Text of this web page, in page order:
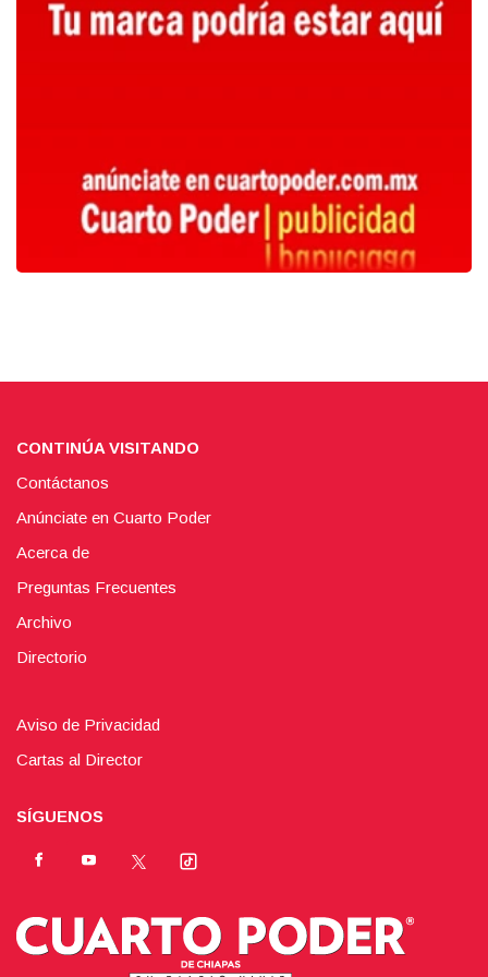
CONTINÚA VISITANDO
Contáctanos
Anúnciate en Cuarto Poder
Acerca de
Preguntas Frecuentes
Archivo
Directorio
Aviso de Privacidad
Cartas al Director
SÍGUENOS